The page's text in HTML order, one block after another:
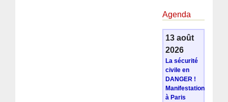
Agenda
13 août
2026
La sécurité
civile en
DANGER !
Manifestation
à Paris